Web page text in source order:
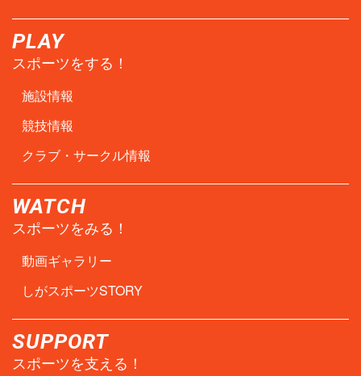
PLAY
スポーツをする！
施設情報
競技情報
クラブ・サークル情報
WATCH
スポーツをみる！
動画ギャラリー
しがスポーツSTORY
SUPPORT
スポーツを支える！